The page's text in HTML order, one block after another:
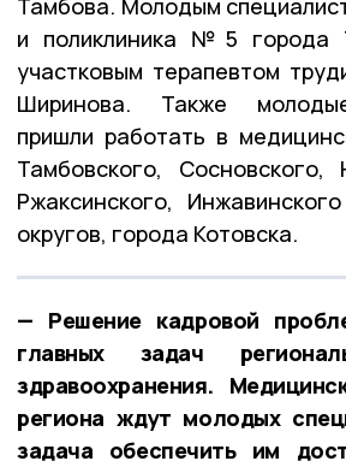
Тамбова. Молодым
и поликлиника №5 города
участковым терапевтом
Ширинова. Также
пришли работать в
Тамбовского, Сосновского,
Ржаксинского,
округов, города Котовска.
— Решение кадровой
главных задач
здравоохранения.
региона ждут молодых
задача обеспечить им